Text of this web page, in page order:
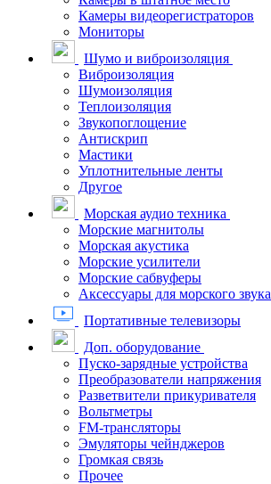
Камеры видеорегистраторов
Мониторы
Шумо и виброизоляция
Виброизоляция
Шумоизоляция
Теплоизоляция
Звукопоглощение
Антискрип
Мастики
Уплотнительные ленты
Другое
Морская аудио техника
Морские магнитолы
Морская акустика
Морские усилители
Морские сабвуферы
Аксессуары для морского звука
Портативные телевизоры
Доп. оборудование
Пуско-зарядные устройства
Преобразователи напряжения
Разветвители прикуривателя
Вольтметры
FM-трансляторы
Эмуляторы чейнджеров
Громкая связь
Прочее